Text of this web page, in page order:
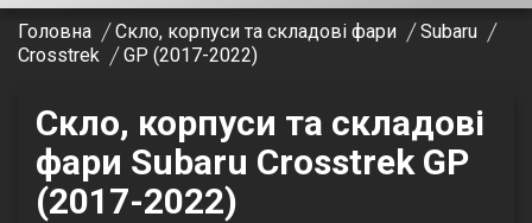
Головна Скло, корпуси та складові фари
Subaru
Crosstrek
GP (2017-2022)
Скло, корпуси та складові
фари Subaru Crosstrek GP
(2017-2022)